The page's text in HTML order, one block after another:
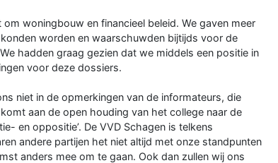
woningbouw en financieel beleid. We gaven meer
worden en waarschuwden bijtijds voor de
hadden graag gezien dat we middels een positie in
voor deze dossiers.
niet in de opmerkingen van de informateurs, die
aan de open houding van het college naar de
en oppositie’. De VVD Schagen is telkens
andere partijen het niet altijd met onze standpunten
anders mee om te gaan. Ook dan zullen wij ons